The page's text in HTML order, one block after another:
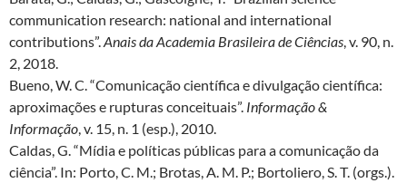
communication research: national and international
contributions”.Anais da Academia Brasileira de Ciências, v. 90, n.
2, 2018.
Bueno, W. C. “Comunicação científica e divulgação científica:
aproximações e rupturas conceituais”. Informação &
Informação, v. 15, n. 1 (esp.), 2010.
Caldas, G. “Mídia e políticas públicas para a comunicação da
ciência”. In: Porto, C. M.; Brotas, A. M. P.; Bortoliero, S. T. (orgs.).